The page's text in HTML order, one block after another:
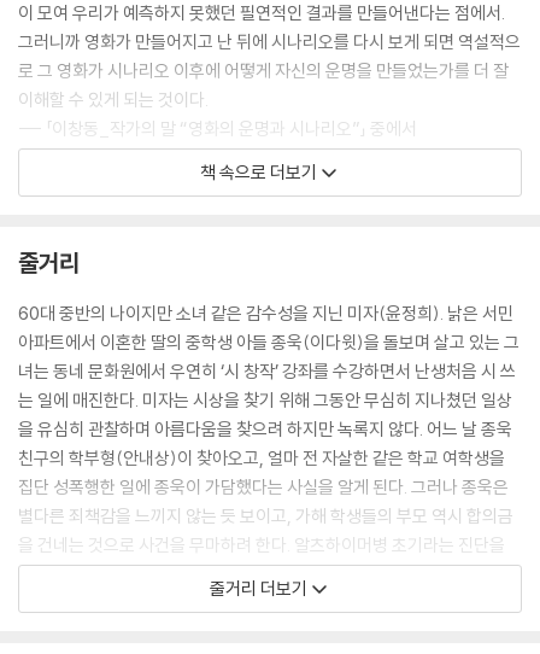
이 모여 우리가 예측하지 못했던 필연적인 결과를 만들어낸다는 점에서.
그러니까 영화가 만들어지고 난 뒤에 시나리오를 다시 보게 되면 역설적으
로 그 영화가 시나리오 이후에 어떻게 자신의 운명을 만들었는가를 더 잘
이해할 수 있게 되는 것이다.
--- 「이창동_작가의 말 “영화의 운명과 시나리오”」 중에서
극장을 나선 직후에는 그 쓸쓸한 감동을 홀로 간직한 채 고개를 숙이고 집
그와의 긴 인터뷰는 ‘시’가 얼마나 훌륭하면서 깊은 작품이고, ‘시’를 만든
감독이 얼마나 영화라는 매체에 대해 철저하면서 동시에 스스로에게 엄격
한 연출가인지를 새삼 절실히 느끼게 해주었다.
--- 「영화평론가 이동진_인터뷰 “‘시’가 도달한 깊이, 그 아름다움에 대하
여”」 중에서
이 영화는 양미자의 단 한 편의 시를 통해 ‘시적인 것’에 대한 소박하고도
두려운 정의를 제시한다. 시는 진실 혹은 진심과 더불어 써야 한다는 것. 너
무나 당연해서 대개 잊어버렸고 이제는 오히려 우스워진 정의. 고리타분하
고 억압적인 정의라고 반발하면서도 속으로는 죄책감과 수치심을 느끼게
되는, 바로 그 정의. 이런 의미에서 이 영화는 ‘시란 무엇인가’를 묻는 척하
면서 ‘우리는 누구이며 지금은 어떤 시대인가’를 묻는다. 이 물음의 가치는
지난 십 년 동안 조금도 약화되지 않았다.
책 속으로 더보기
줄거리
60대 중반의 나이지만 소녀 같은 감수성을 지닌 미자(윤정희). 낡은 서민
아파트에서 이혼한 딸의 중학생 아들 종욱(이다윗)을 돌보며 살고 있는 그
녀는 동네 문화원에서 우연히 ‘시 창작’ 강좌를 수강하면서 난생처음 시 쓰
는 일에 매진한다. 미자는 시상을 찾기 위해 그동안 무심히 지나쳤던 일상
을 유심히 관찰하며 아름다움을 찾으려 하지만 녹록지 않다. 어느 날 종욱
친구의 학부형(안내상)이 찾아오고, 얼마 전 자살한 같은 학교 여학생을
집단 성폭행한 일에 종욱이 가담했다는 사실을 알게 된다. 그러나 종욱은
별다른 죄책감을 느끼지 않는 듯 보이고, 가해 학생들의 부모 역시 합의금
을 건네는 것으로 사건을 무마하려 한다. 알츠하이머병 초기라는 진단을
받은 미자는 피해 여학생의 추모 미사에 참석하고, 그녀의 마지막 행적을
더듬어 따라가 보기도 한다. 그리고 자신이 간병하고 있는 강노인(김희라)
줄거리 더보기